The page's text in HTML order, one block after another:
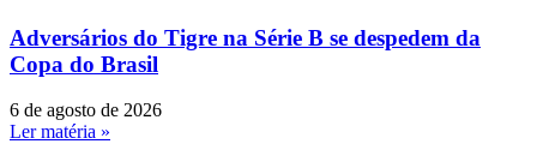
Adversários do Tigre na Série B se despedem da
Copa do Brasil
6 de agosto de 2026
Ler matéria »